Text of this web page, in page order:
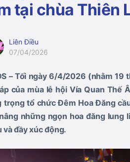
tại chùa Thiên
Liên Điều
07/04/2026
– Tối ngày 6/4/2026 (nhằm 19
của mùa lễ hội Vía Quan Thế
trọng tổ chức Đêm Hoa Đăng
những ngọn hoa đăng lung
và đầy xúc động.